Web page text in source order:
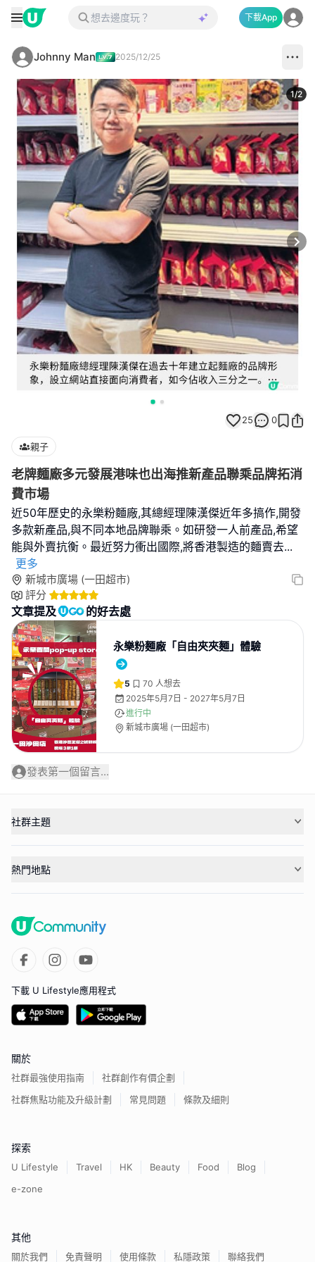
下載App
Johnny Man 2025/12/25
1/2
25 0
親子
老牌麵廠多元發展港味也出海推新產品聯乘品牌拓消
費市場
近50年歷史的永樂粉麵廠,其總經理陳漢傑近年多搞作,開發
多款新產品,與不同本地品牌聯乘。如研發一人前產品,希望
能與外賣抗衡。最近努力衝出國際,將香港製造的麵賣去...
更多
新城市廣場 (一田超市)
評分
文章提及 的好去處
永樂粉麵廠「自由夾夾麵」體驗
5 70 人想去
2025年5月7日 - 2027年5月7日
進行中
新城市廣場 (一田超市)
發表第一個留言...
社群主題
熱門地點
下載 U Lifestyle應用程式
關於
社群最強使用指南
社群創作有價企劃
社群焦點功能及升級計劃
常見問題 條款及細則
探索
U Lifestyle Travel HK Beauty Food
Blog
e-zone
其他
關於我們 免責聲明 使用條款 私隱政策 聯絡我們